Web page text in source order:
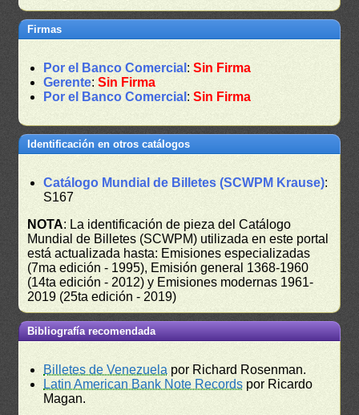
Firmas
Por el Banco Comercial :Sin Firma
Gerente:Sin Firma
Por el Banco Comercial :Sin Firma
Identificación en otros catálogos
Catálogo Mundial de Billetes (SCWPM Krause):
S167
NOTA: La identificación de pieza del Catálogo
Mundial de Billetes (SCWPM) utilizada en este portal
está actualizada hasta: Emisiones especializadas
(7ma edición - 1995), Emisión general 1368-1960
(14ta edición - 2012) y Emisiones modernas 1961-
2019 (25ta edición - 2019)
Bibliografía recomendada
Billetes de Venezuela por Richard Rosenman.
Latin American Bank Note Records por Ricardo
Magan.